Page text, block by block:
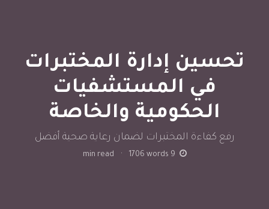
تحسين إدارة المختبرات
في المستشفيات
الحكومية والخاصة
رفع كفاءة المختبرات لضمان رعاية صحية أفضل
9
min read · 1706 words